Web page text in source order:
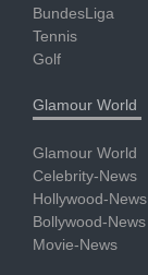
BundesLiga
Tennis
Golf
Glamour World
Glamour World
Celebrity-News
Hollywood-News
Bollywood-News
Movie-News